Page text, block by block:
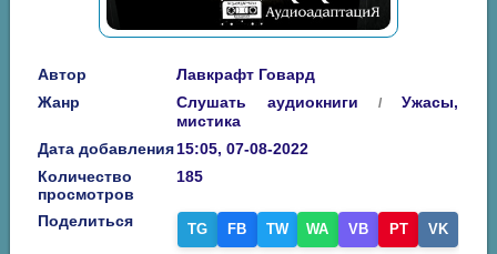
Автор
Лавкрафт Говард
Жанр
Слушать аудиокниги /Ужасы,
мистика
Дата добавления15:05, 07-08-2022
Количество
просмотров
185
Поделиться TG FB TW WA VB PT VK